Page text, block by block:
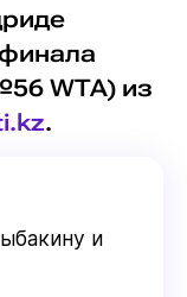
WTA) из
.
и